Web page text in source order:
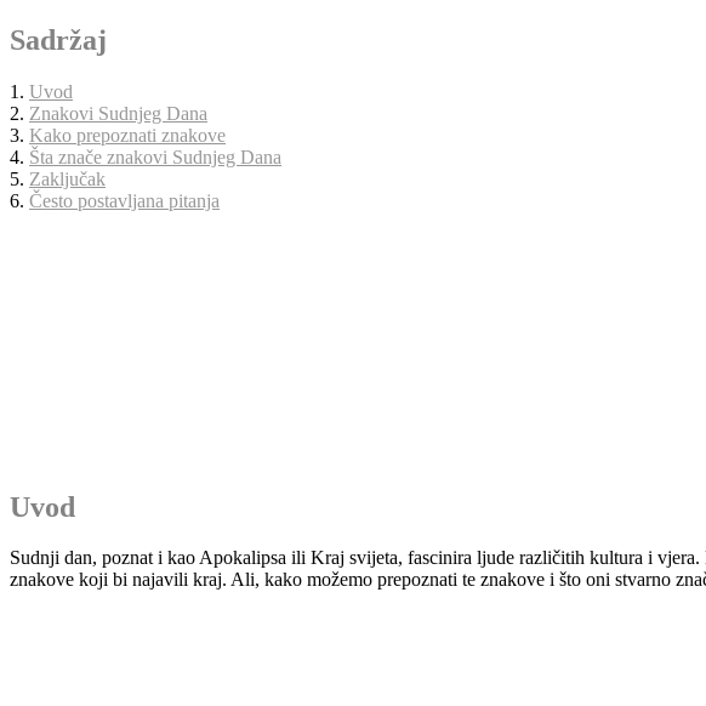
Sadržaj
1. Uvod
2. Znakovi Sudnjeg Dana
3. Kako prepoznati znakove
4. Šta znače znakovi Sudnjeg Dana
5. Zaključak
6. Često postavljana pitanja
Uvod
Sudnji dan, poznat i kao Apokalipsa ili Kraj svijeta, fascinira ljude različitih kultura i
znakove koji bi najavili kraj. Ali, kako možemo prepoznati te znakove i što oni stvarno